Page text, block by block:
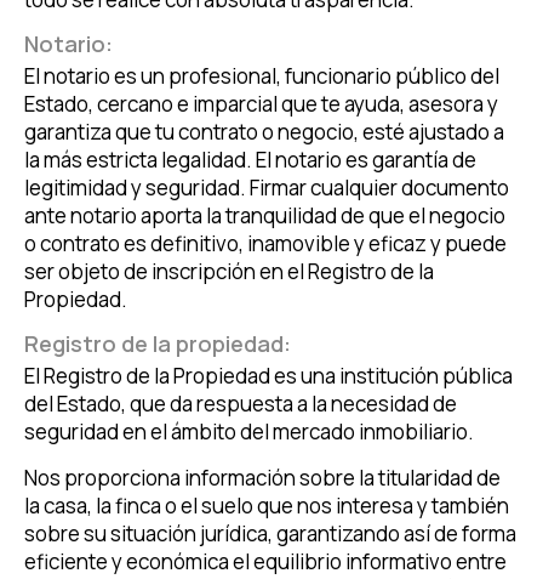
Notario:
El notario es un profesional, funcionario público del
Estado, cercano e imparcial que te ayuda, asesora y
garantiza que tu contrato o negocio, esté ajustado a
la más estricta legalidad. El notario es garantía de
legitimidad y seguridad. Firmar cualquier documento
ante notario aporta la tranquilidad de que el negocio
o contrato es definitivo, inamovible y eficaz y puede
ser objeto de inscripción en el Registro de la
Propiedad.
Registro de la propiedad:
El Registro de la Propiedad es una institución pública
del Estado, que da respuesta a la necesidad de
seguridad en el ámbito del mercado inmobiliario.
Nos proporciona información sobre la titularidad de
la casa, la finca o el suelo que nos interesa y también
sobre su situación jurídica, garantizando así de forma
eficiente y económica el equilibrio informativo entre